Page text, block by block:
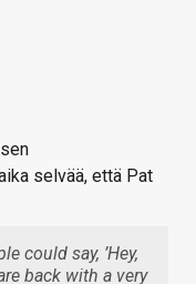
selvää, että Pat
could say, ’Hey,
back with a very